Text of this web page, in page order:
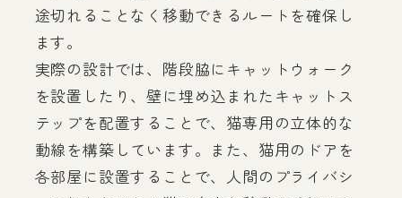
途切れることなく移動できるルートを確保し
ます。
実際の設計では、階段脇にキャットウォーク
を設置したり、壁に埋め込まれたキャットス
テップを配置することで、猫専用の立体的な
動線を構築しています。また、猫用のドアを
各部屋に設置することで、人間のプライバシ